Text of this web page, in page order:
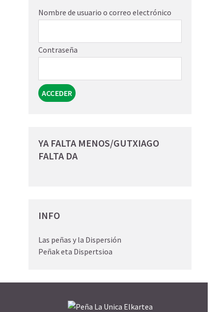
Nombre de usuario o correo electrónico
Contraseña
YA FALTA MENOS/GUTXIAGO
FALTA DA
INFO
Las peñas y la Dispersión
Peñak eta Dispertsioa